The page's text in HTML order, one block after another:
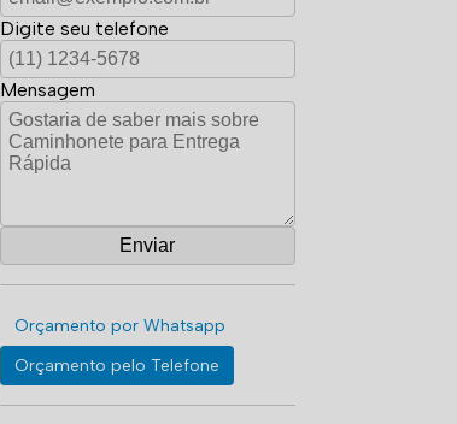
Digite seu telefone
Mensagem
Orçamento por Whatsapp
Orçamento pelo Telefone